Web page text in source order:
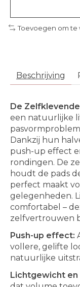
Toevoegen om te
Beschrijving
De
een natuurlijke
Dankzij hun
push-up effect
rondingen. De
houdt de pads
perfect maakt
gelegenheden.
comfortabel –
zelfvertrouwen
Push-up effect:
vollere, gelifte
natuurlijke
Lichtgewicht